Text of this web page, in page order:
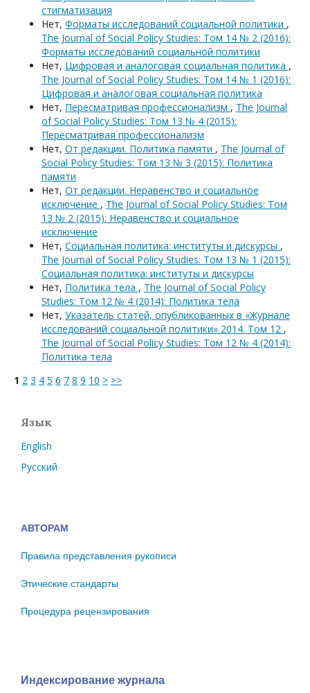
стигматизация
Нет, Форматы исследований социальной политики ,
The Journal of Social Policy Studies: Том 14 № 2 (2016):
Форматы исследований социальной политики
Нет, Цифровая и аналоговая социальная политика ,
The Journal of Social Policy Studies: Том 14 № 1 (2016):
Цифровая и аналоговая социальная политика
Нет, Пересматривая профессионализм , The Journal
of Social Policy Studies: Том 13 № 4 (2015):
Пересматривая профессионализм
Нет, От редакции. Политика памяти , The Journal of
Social Policy Studies: Том 13 № 3 (2015): Политика
памяти
Нет, От редакции. Неравенство и социальное
исключение , The Journal of Social Policy Studies: Том
13 № 2 (2015): Неравенство и социальное
исключение
Нет, Социальная политика: институты и дискурсы ,
The Journal of Social Policy Studies: Том 13 № 1 (2015):
Социальная политика: институты и дискурсы
Нет, Политика тела , The Journal of Social Policy
Studies: Том 12 № 4 (2014): Политика тела
Нет, Указатель статей, опубликованных в «Журнале
исследований социальной политики» 2014. Том 12 ,
The Journal of Social Policy Studies: Том 12 № 4 (2014):
Политика тела
1 2 3 4 5 6 7 8 9 10 > >>
Язык
English
Русский
АВТОРАМ
Правила представления рукописи
Этические стандарты
Процедура рецензирования
Индексирование журнала